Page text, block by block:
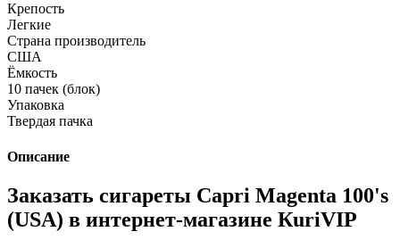
Крепость
Легкие
Страна производитель
США
Ёмкость
10 пачек (блок)
Упаковка
Твердая пачка
Описание
Заказать сигареты Capri Magenta 100's
(USA) в интернет-магазине КuriVIP